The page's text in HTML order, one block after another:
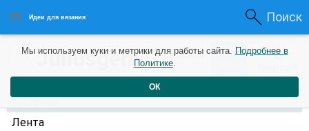
Идеи для вязания Поиск
Juliusgem2 года назад 0 0
Профиль
Лента
Мы используем куки и метрики для работы сайта. Подробнее в
Политике.
ОК